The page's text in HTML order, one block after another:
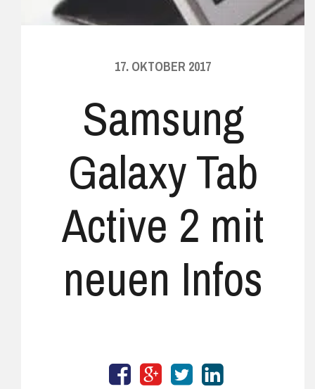
17. OKTOBER 2017
Samsung
Galaxy Tab
Active 2 mit
neuen Infos